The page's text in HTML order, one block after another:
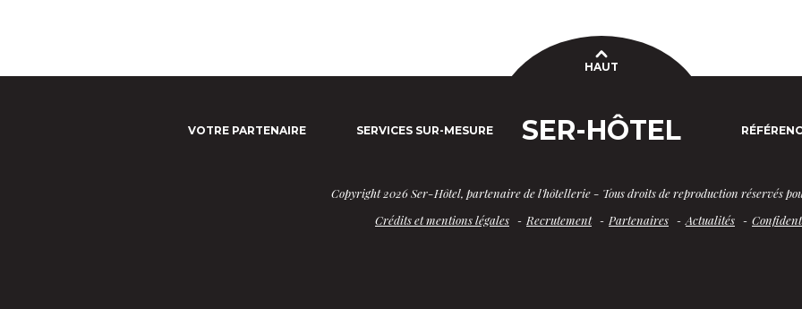
HAUT
VOTRE PARTENAIRE SERVICES SUR-MESURE SER-HÔTEL
Copyright 2026 Ser-Hôtel, partenaire de l'hôtellerie - Tous droits de reproduction réservés
Crédits et mentions légales
Recrutement Partenaires Actualités